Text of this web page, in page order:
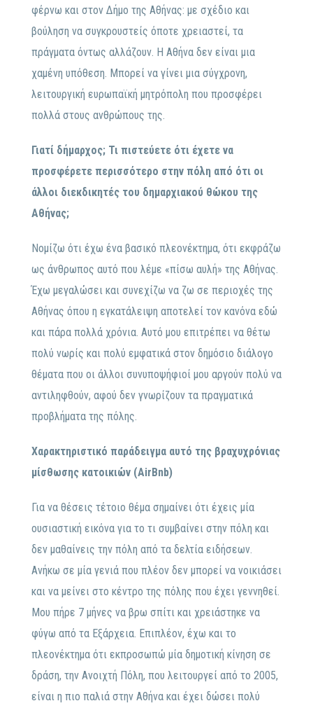
φέρνω και στον Δήμο της Αθήνας: με σχέδιο και
βούληση να συγκρουστείς όποτε χρειαστεί, τα
πράγματα όντως αλλάζουν. Η Αθήνα δεν είναι μια
χαμένη υπόθεση. Μπορεί να γίνει μια σύγχρονη,
λειτουργική ευρωπαϊκή μητρόπολη που προσφέρει
πολλά στους ανθρώπους της.
Γιατί δήμαρχος; Τι πιστεύετε ότι έχετε να
προσφέρετε περισσότερο στην πόλη από ότι οι
άλλοι διεκδικητές του δημαρχιακού θώκου της
Αθήνας;
Νομίζω ότι έχω ένα βασικό πλεονέκτημα, ότι εκφράζω
ως άνθρωπος αυτό που λέμε «πίσω αυλή» της Αθήνας.
Έχω μεγαλώσει και συνεχίζω να ζω σε περιοχές της
Αθήνας όπου η εγκατάλειψη αποτελεί τον κανόνα εδώ
και πάρα πολλά χρόνια. Αυτό μου επιτρέπει να θέτω
πολύ νωρίς και πολύ εμφατικά στον δημόσιο διάλογο
θέματα που οι άλλοι συνυποψήφιοί μου αργούν πολύ να
αντιληφθούν, αφού δεν γνωρίζουν τα πραγματικά
προβλήματα της πόλης.
Χαρακτηριστικό παράδειγμα αυτό της βραχυχρόνιας
μίσθωσης κατοικιών (AirBnb)
Για να θέσεις τέτοιο θέμα σημαίνει ότι έχεις μία
ουσιαστική εικόνα για το τι συμβαίνει στην πόλη και
δεν μαθαίνεις την πόλη από τα δελτία ειδήσεων.
Ανήκω σε μία γενιά που πλέον δεν μπορεί να νοικιάσει
και να μείνει στο κέντρο της πόλης που έχει γεννηθεί.
Μου πήρε 7 μήνες να βρω σπίτι και χρειάστηκε να
φύγω από τα Εξάρχεια. Επιπλέον, έχω και το
πλεονέκτημα ότι εκπροσωπώ μία δημοτική κίνηση σε
δράση, την Ανοιχτή Πόλη, που λειτουργεί από το 2005,
είναι η πιο παλιά στην Αθήνα και έχει δώσει πολύ